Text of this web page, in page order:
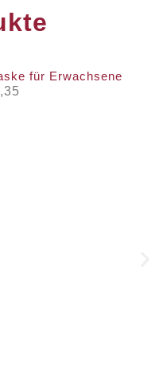
für Erwachsene